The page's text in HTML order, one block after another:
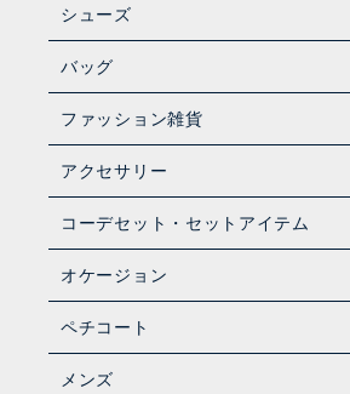
シューズ
バッグ
ファッション雑貨
アクセサリー
コーデセット・セットアイテム
オケージョン
ペチコート
メンズ